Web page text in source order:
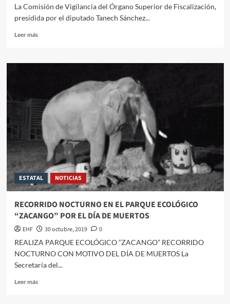
La Comisión de Vigilancia del Órgano Superior de Fiscalización,
presidida por el diputado Tanech Sánchez...
Leer más
ESTATAL NOTICIAS
RECORRIDO NOCTURNO EN EL PARQUE ECOLÓGICO
“ZACANGO” POR EL DÍA DE MUERTOS
EHF 30 octubre, 2019
0
REALIZA PARQUE ECOLÓGICO “ZACANGO” RECORRIDO
NOCTURNO CON MOTIVO DEL DÍA DE MUERTOS La
Secretaría del...
Leer más